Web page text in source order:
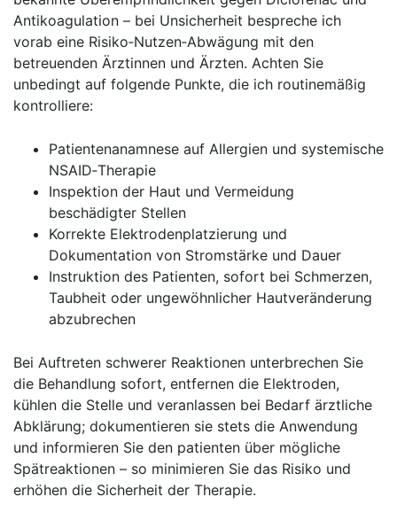
Antikoagulation – bei Unsicherheit⁤ bespreche ich
vorab eine Risiko‑Nutzen‑Abwägung mit den
betreuenden Ärztinnen und Ärzten. Achten Sie
unbedingt auf folgende ⁣Punkte, die ich routinemäßig
kontrolliere:⁢
Patientenanamnese ​auf Allergien und systemische
NSAID‑Therapie
Inspektion der Haut und Vermeidung
beschädigter Stellen
Korrekte Elektrodenplatzierung und
‍Dokumentation ⁤von Stromstärke​ und Dauer
Instruktion des ⁣Patienten, sofort ​bei Schmerzen,
Taubheit oder ungewöhnlicher Hautveränderung
abzubrechen
Bei Auftreten schwerer Reaktionen unterbrechen Sie
die Behandlung sofort, entfernen die Elektroden,
kühlen die Stelle ⁢und veranlassen bei Bedarf ​ärztliche
Abklärung; dokumentieren sie stets die Anwendung
und informieren Sie den patienten über mögliche
Spätreaktionen – so minimieren⁤ Sie das Risiko und
erhöhen die Sicherheit der Therapie. ​